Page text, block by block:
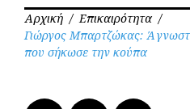
Αρχική / Επικαιρότητα /
Γιώργος Μπαρτζώκας:
που σήκωσε την κούπα